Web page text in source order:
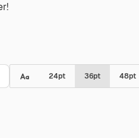
24pt 36pt 48pt